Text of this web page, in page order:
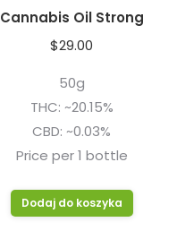
Cannabis Oil Strong
$29.00
50g
THC: ~20.15%
CBD: ~0.03%
Price per 1 bottle
Dodaj do koszyka